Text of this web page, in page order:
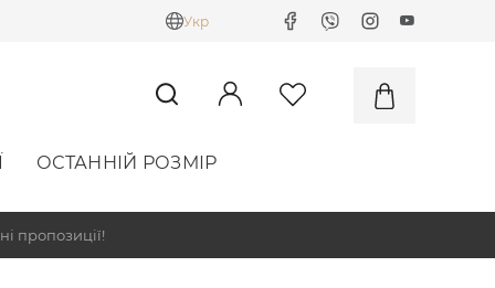
Укр
ОСТАННІЙ РОЗМІР
пропозиції!